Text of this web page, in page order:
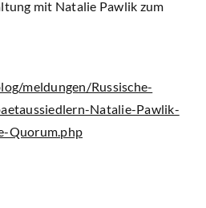
mit Natalie Pawlik zum
meldungen/Russische-
Natalie-Pawlik-
Quorum.php